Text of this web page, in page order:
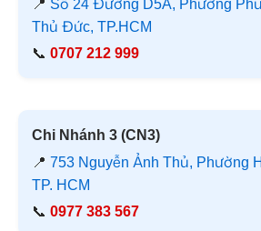
📍 Số 24 Đường D5A, Phường
Thủ Đức, TP.HCM
📞 0707 212 999
Chi Nhánh 3 (CN3)
📍 753 Nguyễn Ảnh Thủ, Phường
TP. HCM
📞 0977 383 567